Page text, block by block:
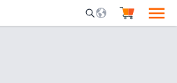
Mobile Search